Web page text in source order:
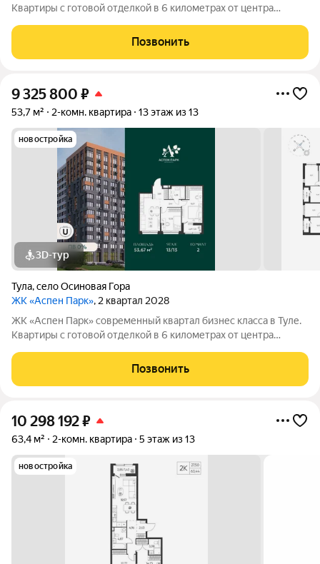
Квартиры с готовой отделкой в 6 километрах от центра
корпуса высотой от 9 до 13 этажей. Фасады домов воплощают
образ древесной коры.
Позвонить
9 325 800 ₽
53,7 м² 2-комн. квартира 13 этаж из 13
новостройка
3D-тур
Тула,село Осиновая Гора
ЖК «Аспен Парк», 2 квартал 2028
ЖК «Аспен Парк» современный квартал бизнес класса в Туле.
Квартиры с готовой отделкой в 6 километрах от центра
корпуса высотой от 9 до 13 этажей. Фасады домов воплощают
образ древесной коры.
Позвонить
10 298 192₽
63,4 м² 2-комн. квартира 5 этаж из 13
новостройка